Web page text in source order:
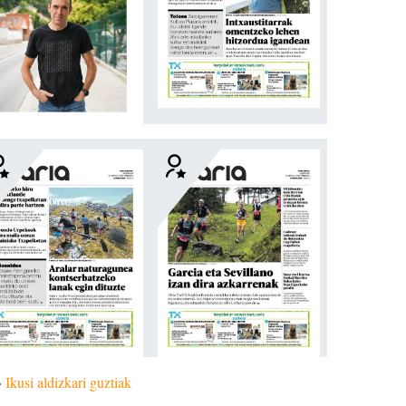
Ikusi aldizkari guztiak